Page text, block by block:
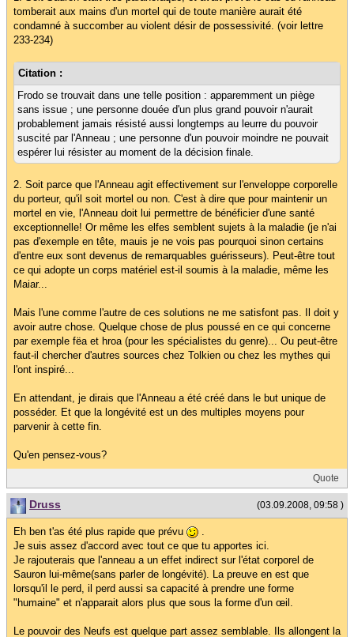
tomberait aux mains d'un mortel qui de toute manière aurait été
condamné à succomber au violent désir de possessivité. (voir lettre
233-234)
Citation :
Frodo se trouvait dans une telle position : apparemment un piège
sans issue ; une personne douée d'un plus grand pouvoir n'aurait
probablement jamais résisté aussi longtemps au leurre du pouvoir
suscité par l'Anneau ; une personne d'un pouvoir moindre ne pouvait
espérer lui résister au moment de la décision finale.
2. Soit parce que l'Anneau agit effectivement sur l'enveloppe corporelle
du porteur, qu'il soit mortel ou non. C'est à dire que pour maintenir un
mortel en vie, l'Anneau doit lui permettre de bénéficier d'une santé
exceptionnelle! Or même les elfes semblent sujets à la maladie (je n'ai
pas d'exemple en tête, mauis je ne vois pas pourquoi sinon certains
d'entre eux sont devenus de remarquables guérisseurs). Peut-être tout
ce qui adopte un corps matériel est-il soumis à la maladie, même les
Maiar...
Mais l'une comme l'autre de ces solutions ne me satisfont pas. Il doit y
avoir autre chose. Quelque chose de plus poussé en ce qui concerne
par exemple fëa et hroa (pour les spécialistes du genre)... Ou peut-être
faut-il chercher d'autres sources chez Tolkien ou chez les mythes qui
l'ont inspiré...
En attendant, je dirais que l'Anneau a été créé dans le but unique de
posséder. Et que la longévité est un des multiples moyens pour
parvenir à cette fin.
Qu'en pensez-vous?
Quote
(03.09.2008, 09:58 )
Druss
Eh ben t'as été plus rapide que prévu
Je suis assez d'accord avec tout ce que tu apportes ici.
Je rajouterais que l'anneau a un effet indirect sur l'état corporel de
Sauron lui-même(sans parler de longévité). La preuve en est que
lorsqu'il le perd, il perd aussi sa capacité à prendre une forme
"humaine" et n'apparait alors plus que sous la forme d'un œil.
Le pouvoir des Neufs est quelque part assez semblable. Ils allongent la